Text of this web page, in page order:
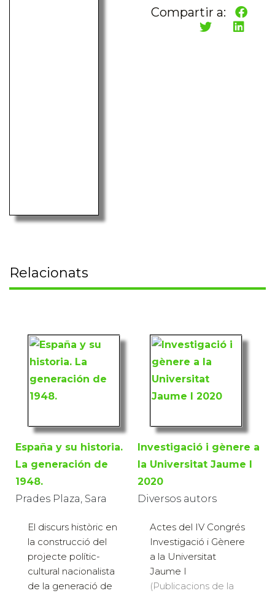
Compartir a:
Relacionats
España y su historia.
La generación de
1948.
Prades Plaza, Sara
El discurs històric en
la construcció del
projecte polític-
cultural nacionalista
de la generació de
Investigació i gènere a
la Universitat Jaume I
2020
Diversos autors
Actes del IV Congrés
Investigació i Gènere
a la Universitat
Jaume I
(Publicacions de la